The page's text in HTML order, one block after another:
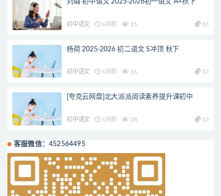
刘璐 初中语文 2025-2026初一语文 A+秋下
初中语文 6月前 15 10
杨荷 2025-2026 初二语文 S冲顶 秋下
初中语文 6月前 16 10
[夸克云网盘]北大派派阅读素养提升课初中
初中语文 6月前 28 10
客服微信：452564495